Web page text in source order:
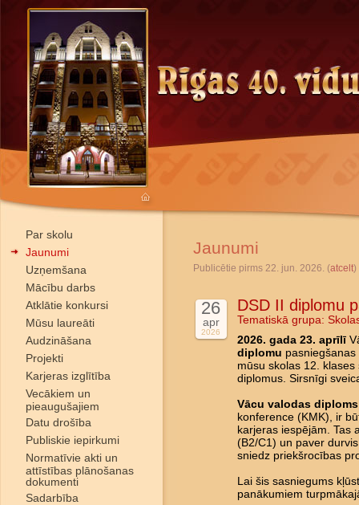
Par skolu
Jaunumi
Uzņemšana
Mācību darbs
Atklātie konkursi
Mūsu laureāti
Audzināšana
Projekti
Karjeras izglītība
Vecākiem un
pieaugušajiem
Datu drošība
Publiskie iepirkumi
Normatīvie akti un
attīstības plānošanas
dokumenti
Sadarbība
Jaunumi
Publicētie pirms 22. jun. 2026. (atcelt)
26
apr
2026
DSD II diplomu
Tematiskā grupa:
2026. gada 23. aprīlī
diplomu
mūsu skolas 12.
diplomus. Sirsnīgi
Vācu valodas
konference (KMK), ir
karjeras iespējām. Tas
(B2/C1) un paver
sniedz priekšrocības
Lai šis sasniegums
panākumiem